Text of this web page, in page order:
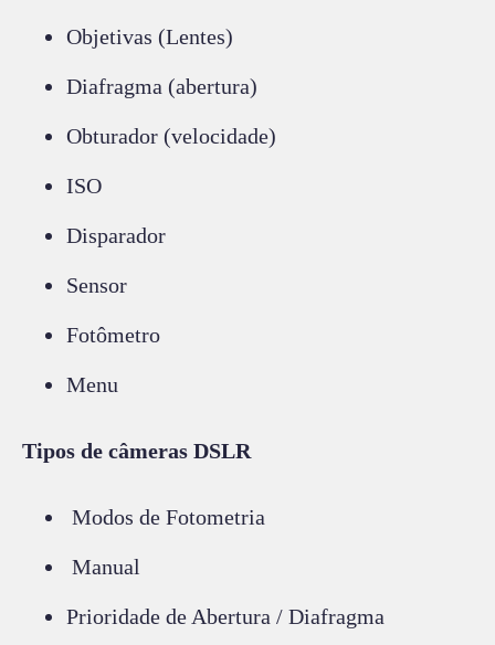
Objetivas (Lentes)
Diafragma (abertura)
Obturador (velocidade)
ISO
Disparador
Sensor
Fotômetro
Menu
Tipos de câmeras DSLR
Modos de Fotometria
Manual
Prioridade de Abertura / Diafragma